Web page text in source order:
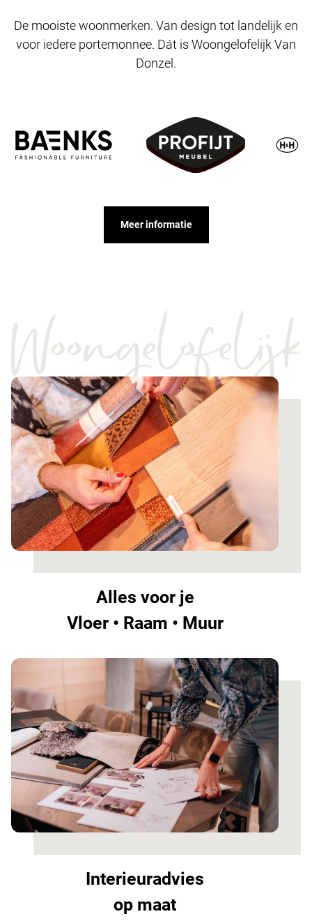
De mooiste woonmerken. Van design tot landelijk en
voor iedere portemonnee. Dát is Woongelofelijk Van
Donzel.
Meer informatie
Alles voor je
Vloer • Raam • Muur
Interieuradvies
op maat